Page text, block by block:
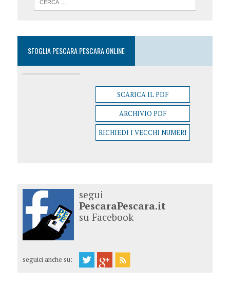
SFOGLIA PESCARA PESCARA ONLINE
SCARICA IL PDF
ARCHIVIO PDF
RICHIEDI I VECCHI NUMERI
segui
PescaraPescara.it
su Facebook
seguici anche su: